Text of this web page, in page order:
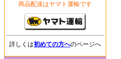
商品配達はヤマト運輸です
詳しくは初めての方へのページへ